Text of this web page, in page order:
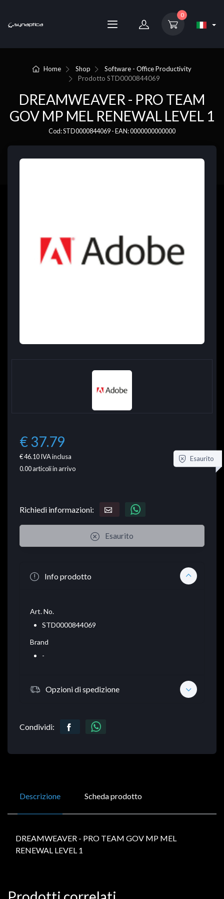
0
Home Shop
Software - Office Productivity
ProdottoSTD0000844069
DREAMWEAVER - PRO TEAM
GOV MP MEL RENEWAL LEVEL 1
Cod: STD0000844069 - EAN: 0000000000000
€ 37.79
€ 46.10IVA inclusa
0.00articoli in arrivo
Esaurito
Richiedi informazioni:
Esaurito
Info prodotto
Art. No.
STD0000844069
Brand
-
Opzioni di spedizione
Condividi:
Descrizione Scheda prodotto
DREAMWEAVER - PRO TEAM GOV MP MEL
RENEWAL LEVEL 1